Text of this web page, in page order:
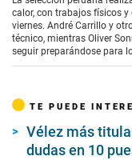
calor, con trabajos físicos
viernes. André Carrillo y
técnico, mientras Oliver
seguir preparándose para
TE PUEDE
Vélez más
dudas en 10